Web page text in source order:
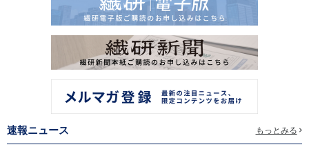
速報ニュース もっとみる